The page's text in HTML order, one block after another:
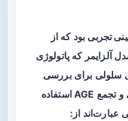
تجربی بود که از
که پاتولوژی
سلولی برای بررسی
رابطهٔ بین عملکرد میتوکندری و تجمع AGE استفاده
از: